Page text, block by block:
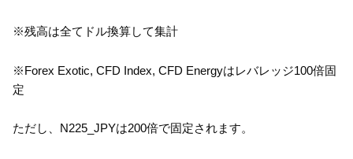
※残高は全てドル換算して集計
※Forex Exotic, CFD Index, CFD Energyはレバレッジ100倍固
定
ただし、N225_JPYは200倍で固定されます。